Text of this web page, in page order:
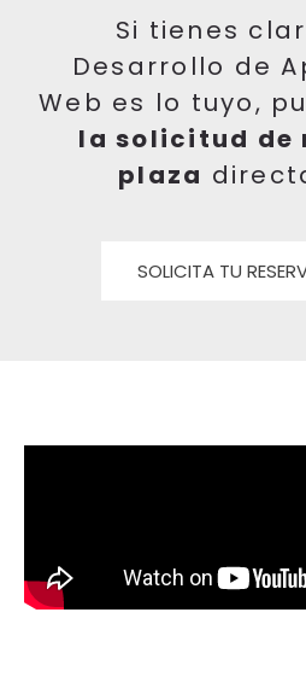
Si tienes
Desarrollo de
Web es lo tuyo,
la solicitud de
plaza
SOLICITA TU